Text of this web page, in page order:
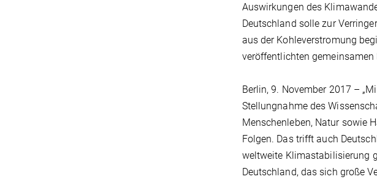
Auswirkungen des
Deutschland solle zur
aus der Kohleverstromung
veröffentlichten gemeinsamen
Berlin, 9. November 2017 –
Stellungnahme des
Menschenleben, Natur sowie
Folgen. Das trifft auch
weltweite Klimastabilisierung
Deutschland, das sich große